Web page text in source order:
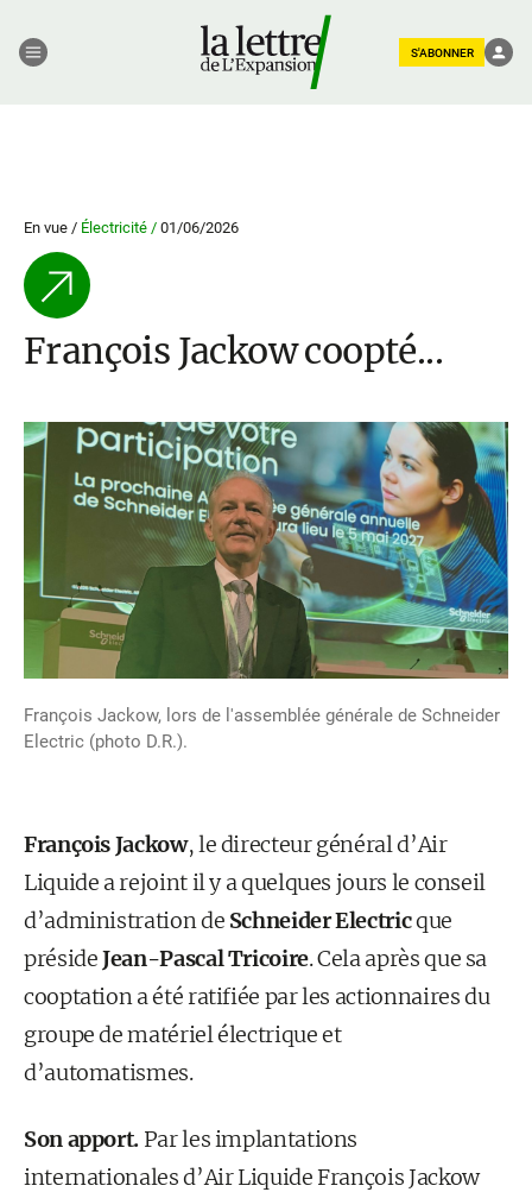
S'ABONNER
En vue / Électricité / 01/06/2026
François Jackow coopté...
François Jackow, lors de l'assemblée générale de Schneider
Electric (photo D.R.).
François Jackow, le directeur général d’Air
Liquide a rejoint il y a quelques jours le conseil
d’administration de Schneider Electricque
présideJean-Pascal Tricoire. Cela après que sa
cooptation a été ratifiée par les actionnaires du
groupe de matériel électrique et
d’automatismes.
Son apport. Par les implantations
internationales d’Air Liquide François Jackow